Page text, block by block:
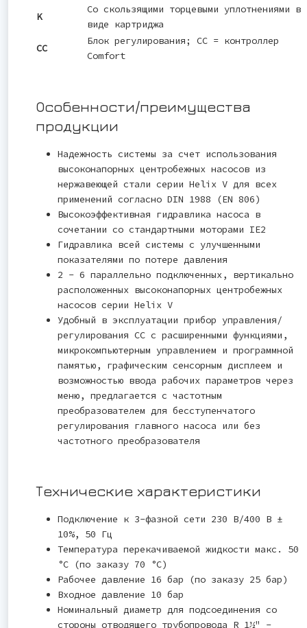
K
Со скользящими торцевыми уплотнениями в
виде картриджа
CC
Блок регулирования; CC = контроллер
Comfort
Особенности/преимущества
продукции
Надежность системы за счет использования
высоконапорных центробежных насосов из
нержавеющей стали серии Helix V для всех
применений согласно DIN 1988 (EN 806)
Высокоэффективная гидравлика насоса в
сочетании со стандартными моторами IE2
Гидравлика всей системы с улучшенными
показателями по потере давления
2 - 6 параллельно подключенных, вертикально
расположенных высоконапорных центробежных
насосов серии Helix V
Удобный в эксплуатации прибор управления/
регулирования CC с расширенными функциями,
микрокомпьютерным управлением и программной
памятью, графическим сенсорным дисплеем и
возможностью ввода рабочих параметров через
меню, предлагается с частотным
преобразователем для бесступенчатого
регулирования главного насоса или без
частотного преобразователя
Технические характеристики
Подключение к 3-фазной сети 230 В/400 В ±
10%, 50 Гц
Температура перекачиваемой жидкости макс. 50
°C (по заказу 70 °C)
Рабочее давление 16 бар (по заказу 25 бар)
Входное давление 10 бар
Номинальный диаметр для подсоединения со
стороны отводящего трубопровода R 1½" -